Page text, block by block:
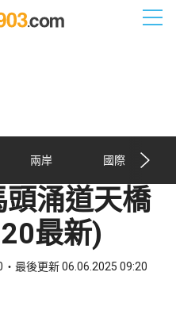
兩岸 國際
涌道天橋
最新)
最後更新 06.06.2025 09:20